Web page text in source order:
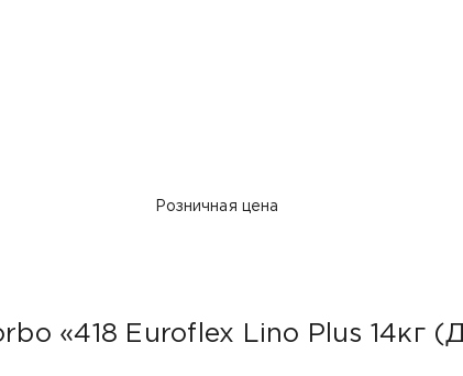
Розничная цена
«418 Euroflex Lino Plus 14кг